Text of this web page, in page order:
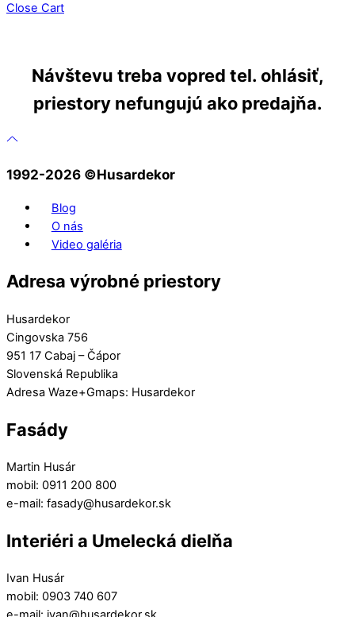
Close Cart
Návštevu treba vopred tel. ohlásiť,
priestory nefungujú ako predajňa.
1992-2026 ©️Husardekor
Blog
O nás
Video galéria
Adresa výrobné priestory
Husardekor
Cingovska 756
951 17 Cabaj – Čápor
Slovenská Republika
Adresa Waze+Gmaps: Husardekor
Fasády
Martin Husár
mobil: 0911 200 800
e-mail: fasady@husardekor.sk
Interiéri a Umelecká dielňa
Ivan Husár
mobil: 0903 740 607